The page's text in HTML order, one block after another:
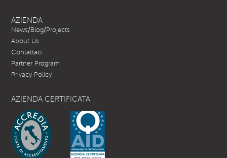
AZIENDA
News/Blog/Projects
About Us
Contattaci
Partner Program
Privacy Policy
AZIENDA CERTIFICATA